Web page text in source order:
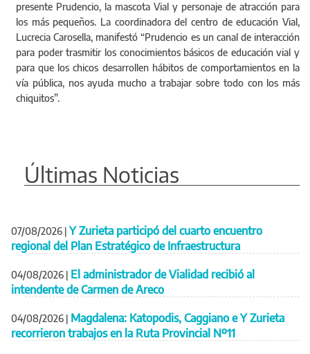
presente Prudencio, la mascota Vial y personaje de atracción para
los más pequeños. La coordinadora del centro de educación Vial,
Lucrecia Carosella, manifestó “Prudencio es un canal de interacción
para poder trasmitir los conocimientos básicos de educación vial y
para que los chicos desarrollen hábitos de comportamientos en la
vía pública, nos ayuda mucho a trabajar sobre todo con los más
chiquitos”.
Últimas Noticias
07/08/2026 | Y Zurieta participó del cuarto encuentro
regional del Plan Estratégico de Infraestructura
04/08/2026 | El administrador de Vialidad recibió al
intendente de Carmen de Areco
04/08/2026 | Magdalena: Katopodis, Caggiano e Y Zurieta
recorrieron trabajos en la Ruta Provincial Nº11